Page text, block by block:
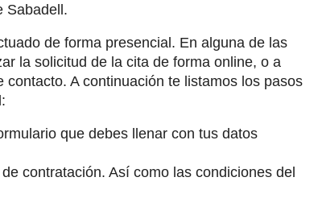
Sabadell.
de forma presencial. En alguna de las
la solicitud de la cita de forma online, o a
A continuación te listamos los pasos
que debes llenar con tus datos
contratación. Así como las condiciones del